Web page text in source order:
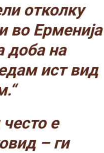
отколку
во Ерменија
доба на
ист вид
е
– ги